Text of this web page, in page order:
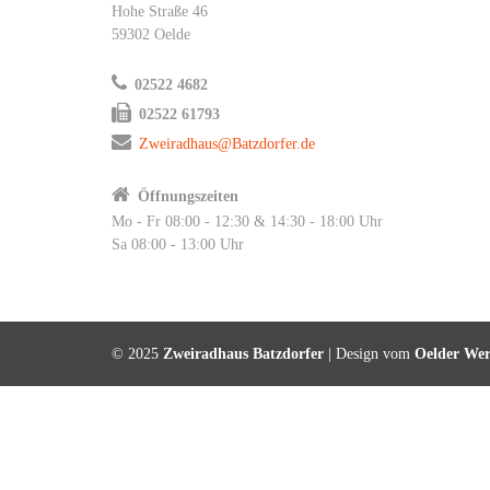
Hohe Straße 46
59302 Oelde
02522 4682
02522 61793
Zweiradhaus@Batzdorfer.de
Öffnungszeiten
Mo - Fr 08:00 - 12:30 & 14:30 - 18:00 Uhr
Sa 08:00 - 13:00 Uhr
© 2025 Zweiradhaus Batzdorfer | Design vom Oelder